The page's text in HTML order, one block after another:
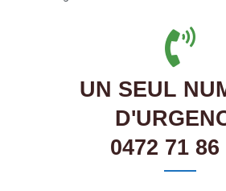
UN SEUL
0472 71 86